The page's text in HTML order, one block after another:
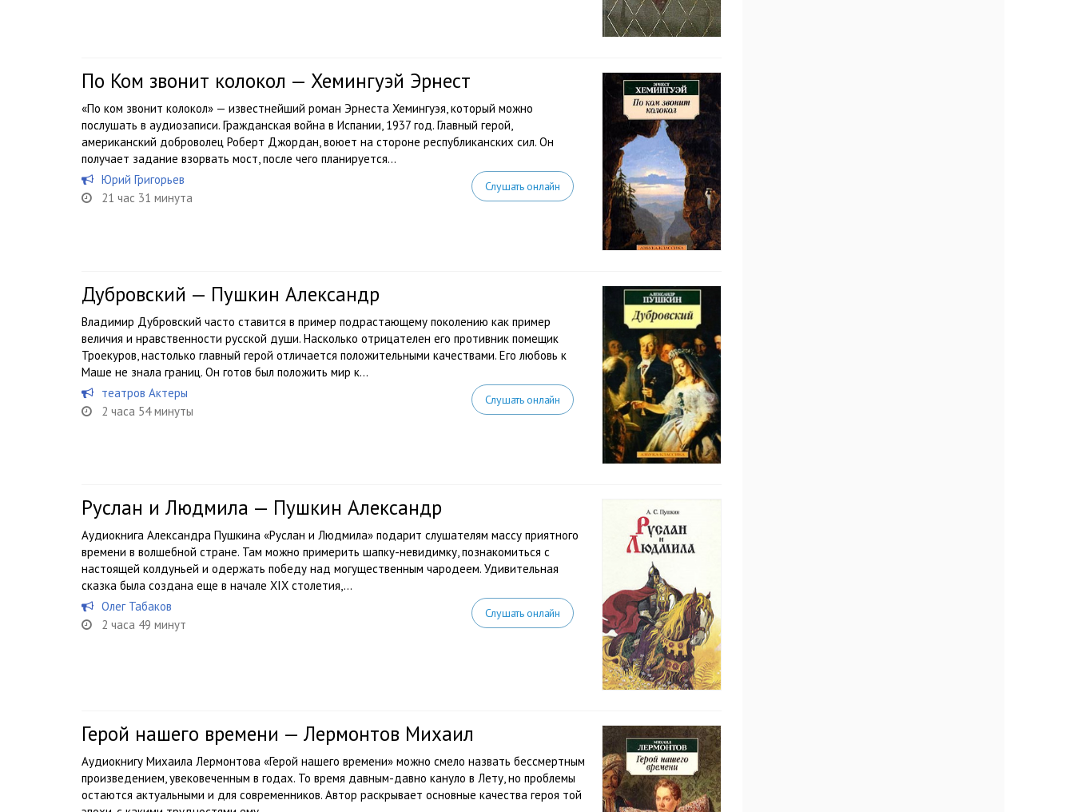
По Ком звонит колокол — Хемингуэй Эрнест
«По ком звонит колокол» — известнейший роман Эрнеста Хемингуэя, который можно
послушать в аудиозаписи. Гражданская война в Испании, 1937 год. Главный герой,
американский доброволец Роберт Джордан, воюет на стороне республиканских сил. Он
получает задание взорвать мост, после чего планируется...
Юрий Григорьев
21 час 31 минута
Слушать онлайн
Дубровский — Пушкин Александр
Владимир Дубровский часто ставится в пример подрастающему поколению как пример
величия и нравственности русской души. Насколько отрицателен его противник помещик
Троекуров, настолько главный герой отличается положительными качествами. Его любовь к
Маше не знала границ. Он готов был положить мир к...
театров Актеры
2 часа 54 минуты
Слушать онлайн
Руслан и Людмила — Пушкин Александр
Аудиокнига Александра Пушкина «Руслан и Людмила» подарит слушателям массу приятного
времени в волшебной стране. Там можно примерить шапку-невидимку, познакомиться с
настоящей колдуньей и одержать победу над могущественным чародеем. Удивительная
сказка была создана еще в начале XIX столетия,...
Олег Табаков
2 часа 49 минут
Слушать онлайн
Герой нашего времени — Лермонтов Михаил
Аудиокнигу Михаила Лермонтова «Герой нашего времени» можно смело назвать бессмертным
произведением, увековеченным в годах. То время давным-давно кануло в Лету, но проблемы
остаются актуальными и для современников. Автор раскрывает основные качества героя той